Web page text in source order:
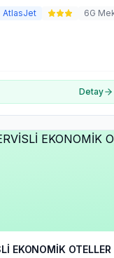
AtlasJet 6G
Detay
EKONOMİK